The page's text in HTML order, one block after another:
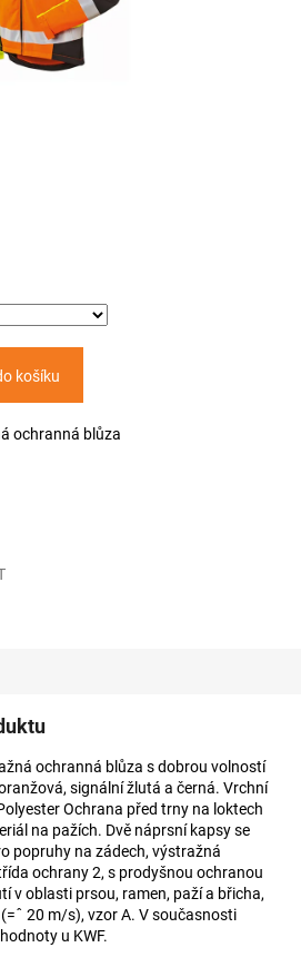
košíku
ochranná blůza
ochranná blůza s dobrou volností
signální žlutá a černá. Vrchní
Ochrana před trny na loktech
na pažích. Dvě náprsní kapsy se
popruhy na zádech, výstražná
ochrany 2, s prodyšnou ochranou
v oblasti prsou, ramen, paží a břicha,
20 m/s), vzor A. V současnosti
u KWF.